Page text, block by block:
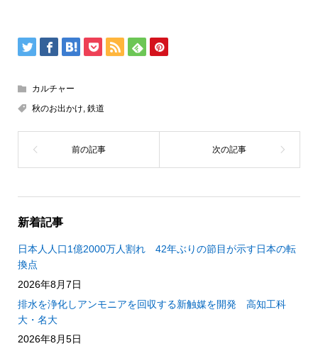
カルチャー
秋のお出かけ, 鉄道
新着記事
日本人人口1億2000万人割れ 42年ぶりの節目が示す日本の転
換点
2026年8月7日
排水を浄化しアンモニアを回収する新触媒を開発 高知工科
大・名大
2026年8月5日